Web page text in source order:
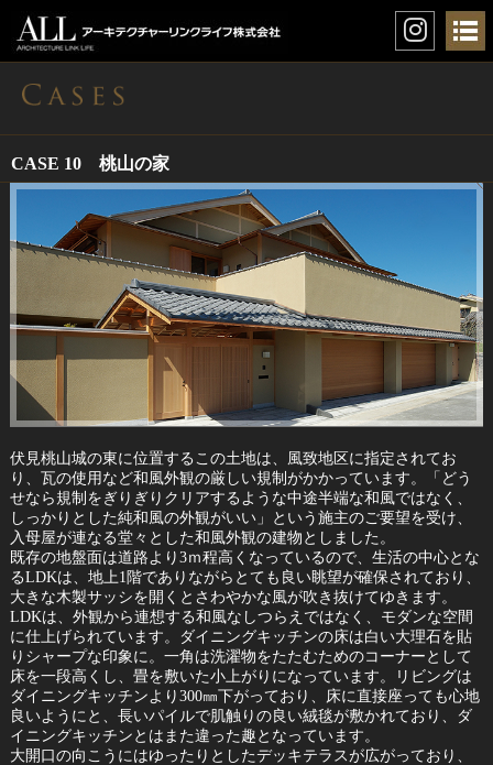
CASE 10 桃山の家
伏見桃山城の東に位置するこの土地は、風致地区に指定されてお
り、瓦の使用など和風外観の厳しい規制がかかっています。「どう
せなら規制をぎりぎりクリアするような中途半端な和風ではなく、
しっかりとした純和風の外観がいい」という施主のご要望を受け、
入母屋が連なる堂々とした和風外観の建物としました。
既存の地盤面は道路より3ｍ程高くなっているので、生活の中心とな
るLDKは、地上1階でありながらとても良い眺望が確保されており、
大きな木製サッシを開くとさわやかな風が吹き抜けてゆきます。
LDKは、外観から連想する和風なしつらえではなく、モダンな空間
に仕上げられています。ダイニングキッチンの床は白い大理石を貼
りシャープな印象に。一角は洗濯物をたたむためのコーナーとして
床を一段高くし、畳を敷いた小上がりになっています。リビングは
ダイニングキッチンより300㎜下がっており、床に直接座っても心地
良いようにと、長いパイルで肌触りの良い絨毯が敷かれており、ダ
イニングキッチンとはまた違った趣となっています。
大開口の向こうにはゆったりとしたデッキテラスが広がっており、